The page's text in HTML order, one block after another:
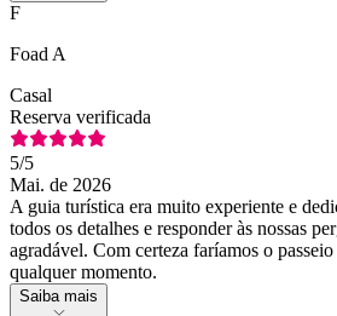
F
Foad A
Casal
Reserva verificada
5/5
Mai. de 2026
A guia turística era muito experiente e
todos os detalhes e responder às nossas
agradável. Com certeza faríamos o
qualquer momento.
Saiba mais